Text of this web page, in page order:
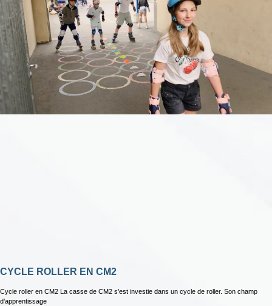
CYCLE ROLLER EN CM2
Cycle roller en CM2 La casse de CM2 s’est investie dans un cycle de roller. Son champ
d’apprentissage